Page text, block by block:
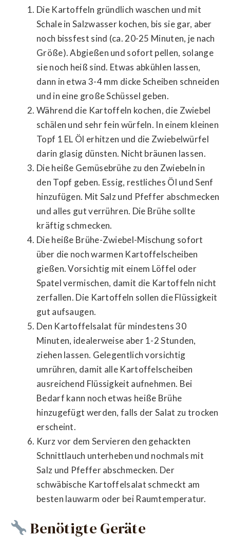
Die Kartoffeln gründlich waschen und mit
Schale in Salzwasser kochen, bis sie gar, aber
noch bissfest sind (ca. 20-25 Minuten, je nach
Größe). Abgießen und sofort pellen, solange
sie noch heiß sind. Etwas abkühlen lassen,
dann in etwa 3-4 mm dicke Scheiben schneiden
und in eine große Schüssel geben.
Während die Kartoffeln kochen, die Zwiebel
schälen und sehr fein würfeln. In einem kleinen
Topf 1 EL Öl erhitzen und die Zwiebelwürfel
darin glasig dünsten. Nicht bräunen lassen.
Die heiße Gemüsebrühe zu den Zwiebeln in
den Topf geben. Essig, restliches Öl und Senf
hinzufügen. Mit Salz und Pfeffer abschmecken
und alles gut verrühren. Die Brühe sollte
kräftig schmecken.
Die heiße Brühe-Zwiebel-Mischung sofort
über die noch warmen Kartoffelscheiben
gießen. Vorsichtig mit einem Löffel oder
Spatel vermischen, damit die Kartoffeln nicht
zerfallen. Die Kartoffeln sollen die Flüssigkeit
gut aufsaugen.
Den Kartoffelsalat für mindestens 30
Minuten, idealerweise aber 1-2 Stunden,
ziehen lassen. Gelegentlich vorsichtig
umrühren, damit alle Kartoffelscheiben
ausreichend Flüssigkeit aufnehmen. Bei
Bedarf kann noch etwas heiße Brühe
hinzugefügt werden, falls der Salat zu trocken
erscheint.
Kurz vor dem Servieren den gehackten
Schnittlauch unterheben und nochmals mit
Salz und Pfeffer abschmecken. Der
schwäbische Kartoffelsalat schmeckt am
besten lauwarm oder bei Raumtemperatur.
Benötigte Geräte